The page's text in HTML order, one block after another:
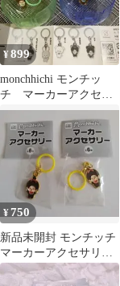
¥899
monchhichi モンチッ
チ マーカーアクセサ
リー ２種セット
¥750
新品未開封 モンチッチ
マーカーアクセサリー
2個セット